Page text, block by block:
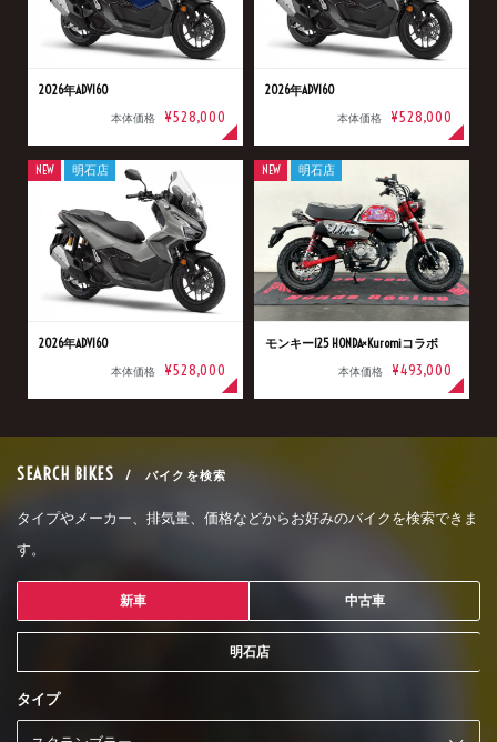
2026年ADV160
本体価格 ¥528,000
2026年ADV160
本体価格 ¥528,000
2026年ADV160
本体価格 ¥528,000
NEW 明石店
モンキー125 HONDA×Kuromiコラボ
本体価格 ¥493,000
NEW 明石店
SEARCH BIKES / バイクを検索
タイプやメーカー、排気量、価格などからお好みのバイクを検索できま
す。
新車 中古車
明石店
タイプ